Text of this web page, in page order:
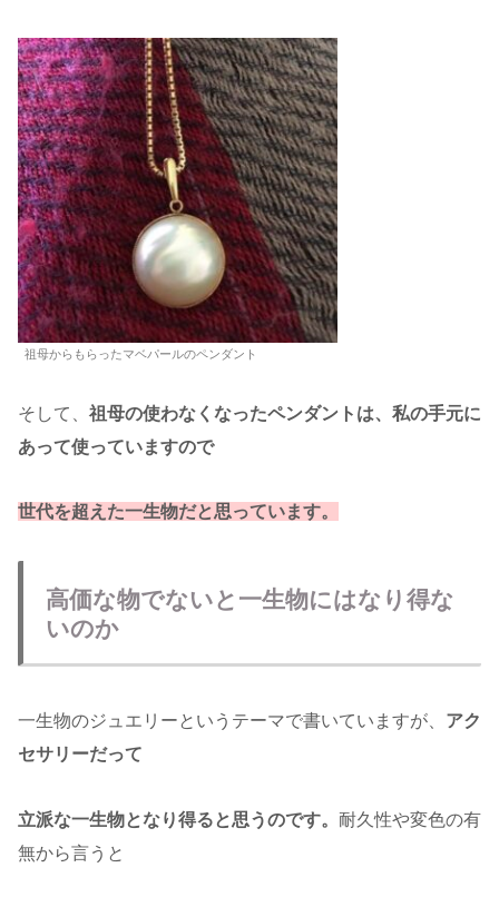
祖母からもらったマベパールのペンダント
そして、 祖母の使わなくなったペンダントは、私の手元に
あって使っていますので
世代を超えた一生物だと思っています。
高価な物でないと一生物にはなり得な
いのか
一生物のジュエリーというテーマで書いていますが、 アク
セサリーだって
立派な一生物となり得ると思うのです。 耐久性や変色の有
無から言うと